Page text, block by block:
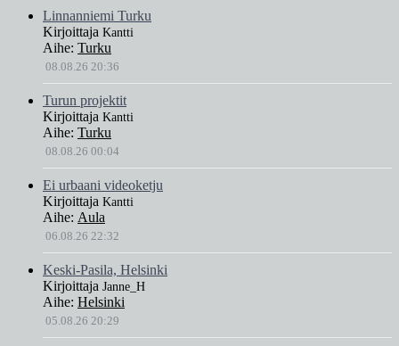
Linnanniemi Turku
Kirjoittaja Kantti
Aihe: Turku
08.08.26 20:36
Turun projektit
Kirjoittaja Kantti
Aihe: Turku
08.08.26 00:04
Ei urbaani videoketju
Kirjoittaja Kantti
Aihe: Aula
06.08.26 22:32
Keski-Pasila, Helsinki
Kirjoittaja Janne_H
Aihe: Helsinki
05.08.26 20:29